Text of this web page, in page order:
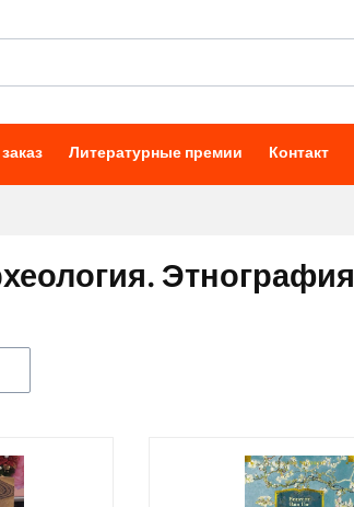
Литературные премии Контакт
Этнография